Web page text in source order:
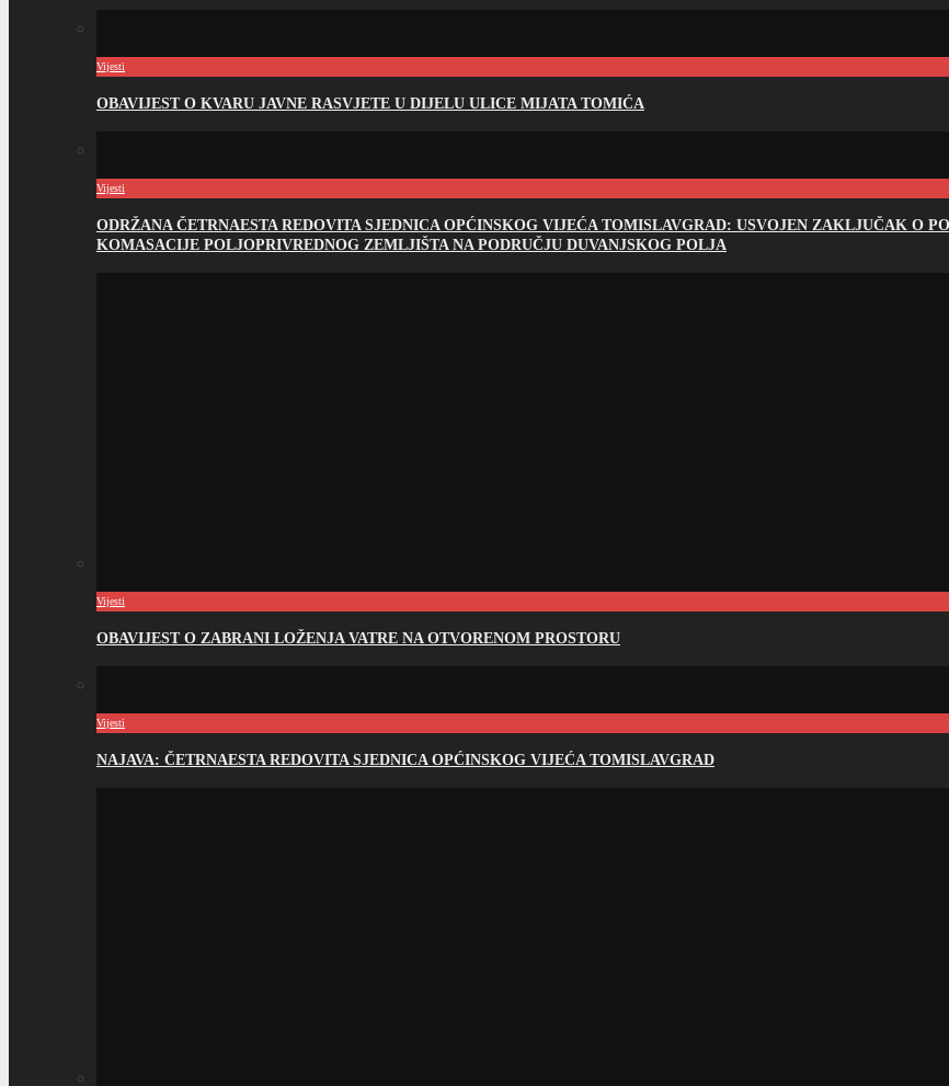
Vijesti
OBAVIJEST O KVARU JAVNE RASVJETE U DIJELU ULICE MIJATA TOMIĆA
Vijesti
ODRŽANA ČETRNAESTA REDOVITA SJEDNICA OPĆINSKOG VIJEĆA TOMISLAVGRAD: USVOJEN ZAKLJUČAK O
KOMASACIJE POLJOPRIVREDNOG ZEMLJIŠTA NA PODRUČJU DUVANJSKOG POLJA
Vijesti
OBAVIJEST O ZABRANI LOŽENJA VATRE NA OTVORENOM PROSTORU
Vijesti
NAJAVA: ČETRNAESTA REDOVITA SJEDNICA OPĆINSKOG VIJEĆA TOMISLAVGRAD